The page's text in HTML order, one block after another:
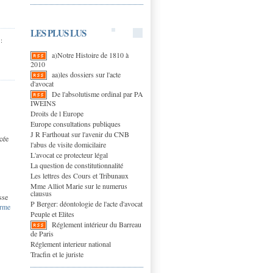
LES PLUS LUS
a)Notre Histoire de 1810 à
2010
aa)les dossiers sur l'acte
d'avocat
De l'absolutisme ordinal par PA
IWEINS
Droits de l Europe
Europe consultations publiques
J R Farthouat sur l'avenir du CNB
l'abus de visite domicilaire
L'avocat ce protecteur légal
La question de constitutionnalité
Les lettres des Cours et Tribunaux
Mme Alliot Marie sur le numerus
clausus
P Berger: déontologie de l'acte d'avocat
Peuple et Elites
Réglement intérieur du Barreau
de Paris
Réglement interieur national
Tracfin et le juriste